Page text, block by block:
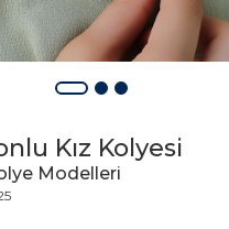
Kız Kolyesi
Modelleri